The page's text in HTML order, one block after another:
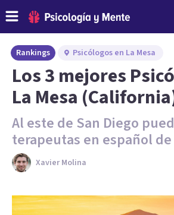
Rankings Psicólogos en La Mesa
Los 3 mejores
La Mesa
Al este de San Diego
terapeutas en español
Xavier Molina